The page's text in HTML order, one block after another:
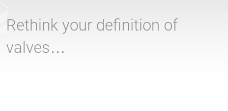
Rethink your definition of
valves…